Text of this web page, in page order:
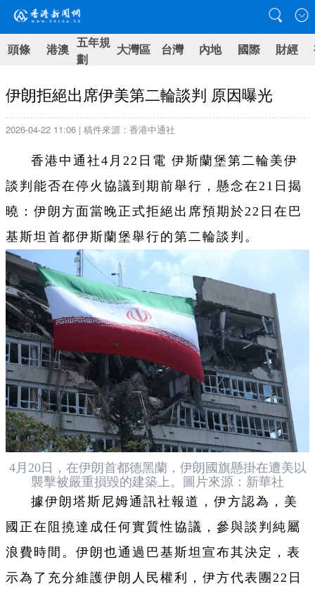
頭條 港澳 五年規
劃
大灣區 台灣 內地 國際 財經
伊朗拒絕出席伊美第二輪談判 原因曝光
2026-04-22 11:06 | 稿件來源：香港中通社
香港中通社4月22日電 伊斯蘭堡第二輪美伊
談判能否在停火協議到期前舉行，懸念在21日揭
曉：伊朗方面當晚正式拒絕出席預期於22日在巴
基斯坦首都伊斯蘭堡舉行的第二輪談判。
4月20日，在伊朗首都德黑蘭，伊朗國旗懸掛在遭美以
襲擊被嚴重損毀的建築上。圖片來源：新華社
據伊朗塔斯尼姆通訊社報道，伊方認為，美
國正在阻撓達成任何實質性協議，參與談判純屬
浪費時間。伊朗也通過巴基斯坦宣布其決定，表
示為了充分維護伊朗人民權利，伊方代表團22日